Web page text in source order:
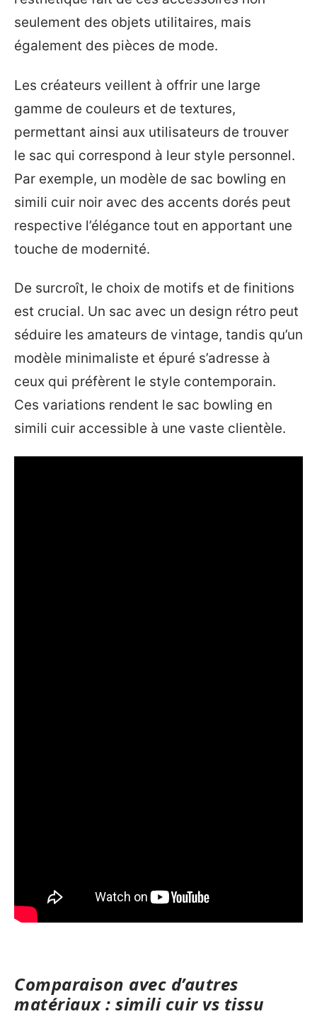
seulement des objets utilitaires, mais
également des pièces de mode.
Les créateurs veillent à offrir une large
gamme de couleurs et de textures,
permettant ainsi aux utilisateurs de trouver
le sac qui correspond à leur style personnel.
Par exemple, un modèle de sac bowling en
simili cuir noir avec des accents dorés peut
respective l’élégance tout en apportant une
touche de modernité.
De surcroît, le choix de motifs et de finitions
est crucial. Un sac avec un design rétro peut
séduire les amateurs de vintage, tandis qu’un
modèle minimaliste et épuré s’adresse à
ceux qui préfèrent le style contemporain.
Ces variations rendent le sac bowling en
simili cuir accessible à une vaste clientèle.
Comparaison avec d’autres
matériaux : simili cuir vs tissu